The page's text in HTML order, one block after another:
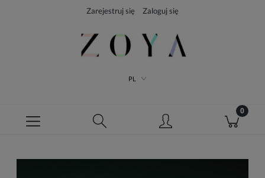
Zarejestruj się Zaloguj się
PL